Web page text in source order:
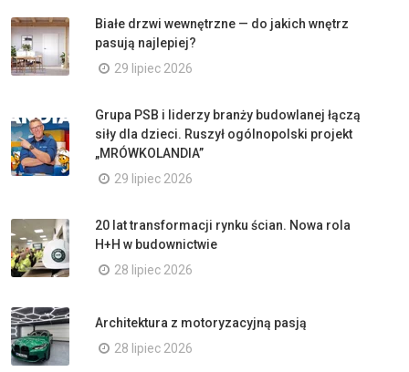
Białe drzwi wewnętrzne — do jakich wnętrz
pasują najlepiej?
29 lipiec 2026
Grupa PSB i liderzy branży budowlanej łączą
siły dla dzieci. Ruszył ogólnopolski projekt
„MRÓWKOLANDIA”
29 lipiec 2026
20 lat transformacji rynku ścian. Nowa rola
H+H w budownictwie
28 lipiec 2026
Architektura z motoryzacyjną pasją
28 lipiec 2026